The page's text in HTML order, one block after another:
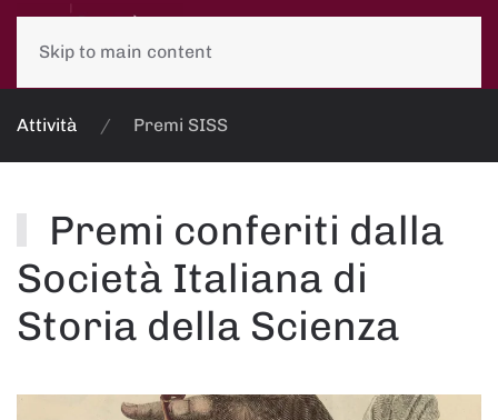
Skip to main content
Attività Premi SISS
Premi conferiti dalla
Società Italiana di
Storia della Scienza